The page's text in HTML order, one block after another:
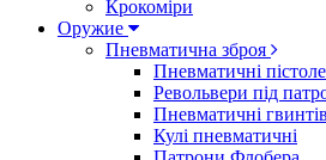
Крокоміри
Оружие
Пневматична зброя
Пневматичні
Револьвери під
Пневматичні
Кулі пневматичні